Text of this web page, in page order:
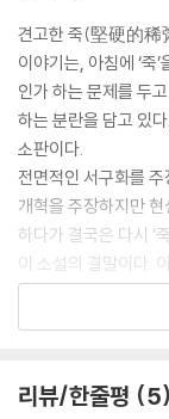
견고한 죽(堅硬的稀
이야기는, 아침에 ‘죽
인가 하는 문제를 두
하는 분란을 담고 있
소판이다.
전면적인 서구화를
개혁을 주장하지만
하다가 결국은 다시 ‘
이 소설의 결말이다.
의적으로 풍자한 작
어났고, 6·4 천안문
품이 문학적·정치적
리뷰/한줄평 5